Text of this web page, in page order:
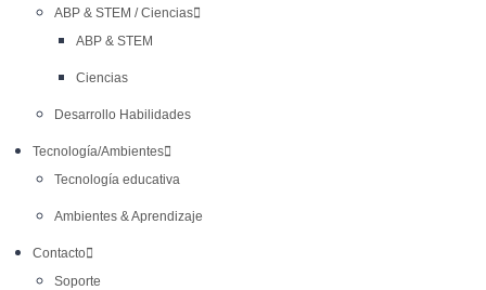
ABP & STEM / Ciencias
ABP & STEM
Ciencias
Desarrollo Habilidades
Tecnología/Ambientes
Tecnología educativa
Ambientes & Aprendizaje
Contacto
Soporte